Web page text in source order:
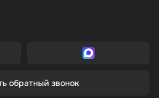
обратный звонок